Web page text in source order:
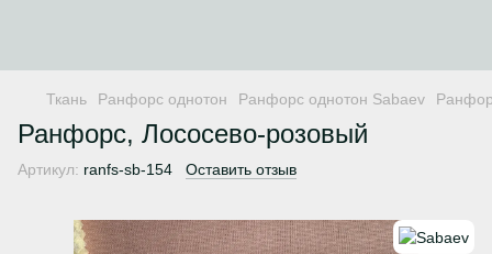
Ткань Ранфорс однотон Ранфорс однотон Sabaev
Ранфорс, Лососево-розовый
Артикул: ranfs-sb-154 Оставить отзыв